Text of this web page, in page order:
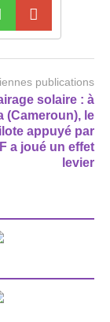
publications
solaire : à
(Cameroun), le
appuyé par
a joué un effet
levier